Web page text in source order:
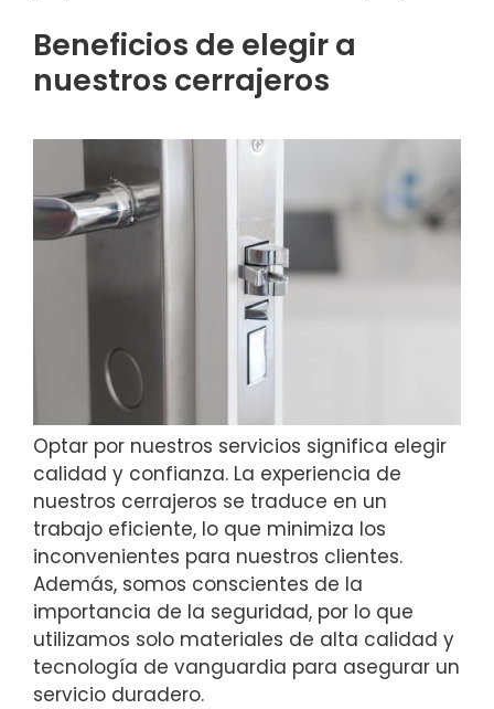
Beneficios de elegir a
nuestros cerrajeros
Optar por nuestros servicios significa elegir
calidad y confianza. La experiencia de
nuestros cerrajeros se traduce en un
trabajo eficiente, lo que minimiza los
inconvenientes para nuestros clientes.
Además, somos conscientes de la
importancia de la seguridad, por lo que
utilizamos solo materiales de alta calidad y
tecnología de vanguardia para asegurar un
servicio duradero.